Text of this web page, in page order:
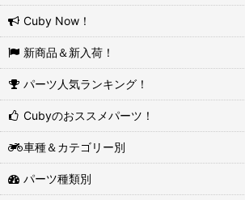
Cuby Now！
新商品＆新入荷！
パーツ人気ランキング！
Cubyのおススメパーツ！
車種＆カテゴリー別
パーツ種類別